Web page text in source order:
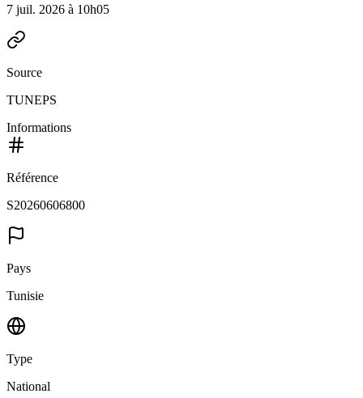
7 juil. 2026 à 10h05
Source
TUNEPS
Informations
Référence
S20260606800
Pays
Tunisie
Type
National